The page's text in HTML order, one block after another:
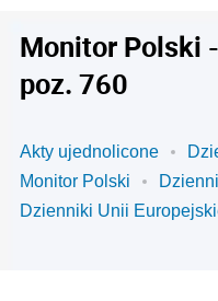
Monitor Polski
poz. 760
Akty ujednolicone
Monitor Polski
Dzienniki Unii